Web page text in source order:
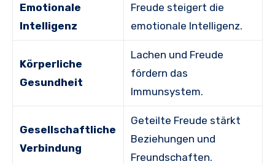
Emotionale
Intelligenz
Freude steigert die
emotionale Intelligenz.
Körperliche
Gesundheit
Lachen und Freude
fördern das
Immunsystem.
Gesellschaftliche
Verbindung
Geteilte Freude stärkt
Beziehungen und
Freundschaften.